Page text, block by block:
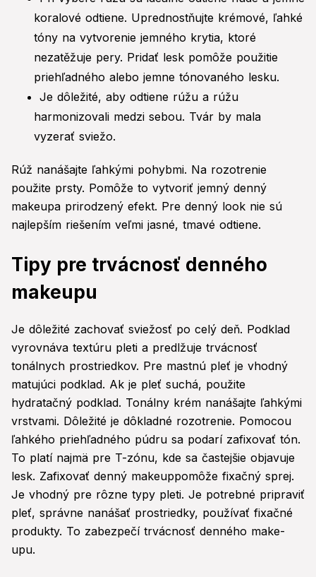
koralové odtiene. Uprednostňujte krémové, ľahké
tóny na vytvorenie jemného krytia, ktoré
nezatěžuje pery. Pridať lesk pomôže použitie
priehľadného alebo jemne tónovaného lesku.
Je dôležité, aby odtiene rúžu a rúžu
harmonizovali medzi sebou. Tvár by mala
vyzerať sviežo.
Rúž nanášajte ľahkými pohybmi. Na rozotrenie
použite prsty. Pomôže to vytvoriť jemný denný
makeupa prirodzený efekt. Pre denný look nie sú
najlepším riešením veľmi jasné, tmavé odtiene.
Tipy pre trvácnosť denného
makeupu
Je dôležité zachovať sviežosť po celý deň. Podklad
vyrovnáva textúru pleti a predlžuje trvácnosť
tonálnych prostriedkov. Pre mastnú pleť je vhodný
matujúci podklad. Ak je pleť suchá, použite
hydratačný podklad. Tonálny krém nanášajte ľahkými
vrstvami. Dôležité je dôkladné rozotrenie. Pomocou
ľahkého priehľadného púdru sa podarí zafixovať tón.
To platí najmä pre T-zónu, kde sa častejšie objavuje
lesk. Zafixovať denný makeuppomôže fixačný sprej.
Je vhodný pre rôzne typy pleti. Je potrebné pripraviť
pleť, správne nanášať prostriedky, používať fixačné
produkty. To zabezpečí trvácnosť denného make-
upu.